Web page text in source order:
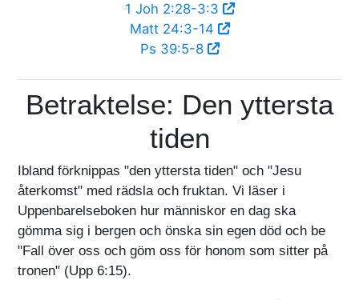
1 Joh 2:28-3:3
Matt 24:3-14
Ps 39:5-8
Betraktelse: Den yttersta
tiden
Ibland förknippas "den yttersta tiden" och "Jesu
återkomst" med rädsla och fruktan. Vi läser i
Uppenbarelseboken hur människor en dag ska
gömma sig i bergen och önska sin egen död och be
"Fall över oss och göm oss för honom som sitter på
tronen" (Upp 6:15).